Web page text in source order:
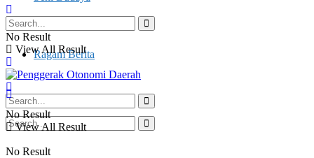
Otonomi Daerah
Ragam Berita
No Result
No Result
View All Result
No Result
View All Result